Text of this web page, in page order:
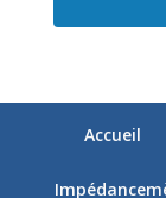
Accueil